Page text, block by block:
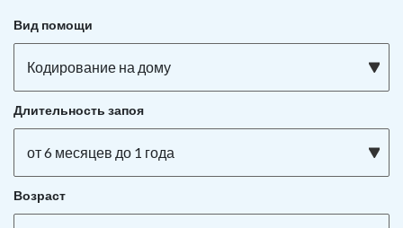
Вид помощи
Кодирование на дому
Длительность запоя
от 6 месяцев до 1 года
Возраст